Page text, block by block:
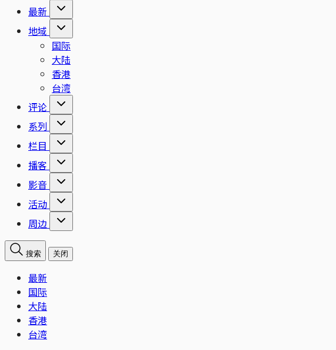
最新
地域
国际
大陆
香港
台湾
评论
系列
栏目
播客
影音
活动
周边
搜索 关闭
最新
国际
大陆
香港
台湾